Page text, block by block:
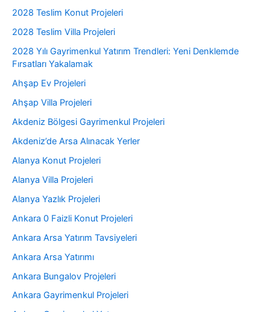
2028 Teslim Konut Projeleri
2028 Teslim Villa Projeleri
2028 Yılı Gayrimenkul Yatırım Trendleri: Yeni Denklemde
Fırsatları Yakalamak
Ahşap Ev Projeleri
Ahşap Villa Projeleri
Akdeniz Bölgesi Gayrimenkul Projeleri
Akdeniz’de Arsa Alınacak Yerler
Alanya Konut Projeleri
Alanya Villa Projeleri
Alanya Yazlık Projeleri
Ankara 0 Faizli Konut Projeleri
Ankara Arsa Yatırım Tavsiyeleri
Ankara Arsa Yatırımı
Ankara Bungalov Projeleri
Ankara Gayrimenkul Projeleri